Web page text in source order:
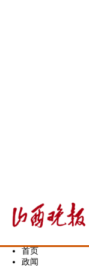
首页
政闻